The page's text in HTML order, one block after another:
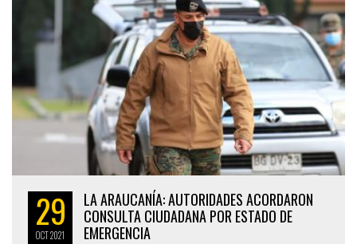
29
OCT2021
LA ARAUCANÍA: AUTORIDADES ACORDARON
CONSULTA CIUDADANA POR ESTADO DE
EMERGENCIA